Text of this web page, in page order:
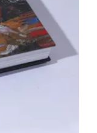
Zwy